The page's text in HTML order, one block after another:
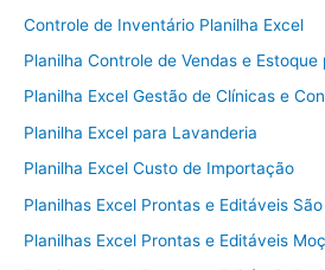
Controle de Inventário Planilha Excel
Planilha Controle de Vendas e Estoque
Planilha Excel Gestão de Clínicas e
Planilha Excel para Lavanderia
Planilha Excel Custo de Importação
Planilhas Excel Prontas e Editáveis
Planilhas Excel Prontas e Editáveis